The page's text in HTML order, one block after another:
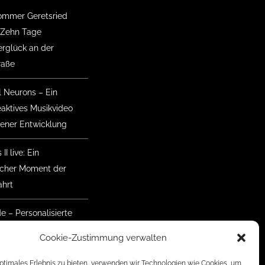
Cookie-Zustimmung verwalten
Erlebnis zu bieten, verwenden wir Technologien wie Cookies, um
Geretsried
Tage
an der
Neurons – Ein
Musikvideo
Entwicklung
II live: Ein
Moment der
– Personalisierte